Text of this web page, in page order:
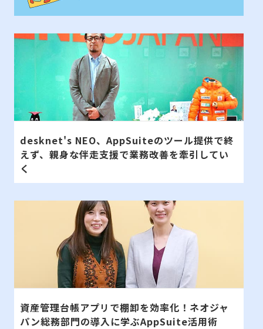
desknet's NEO、AppSuiteのツール提供で終
えず、親身な伴走支援で業務改善を牽引してい
く
資産管理台帳アプリで棚卸を効率化！ネオジャ
パン総務部門の導入に学ぶAppSuite活用術